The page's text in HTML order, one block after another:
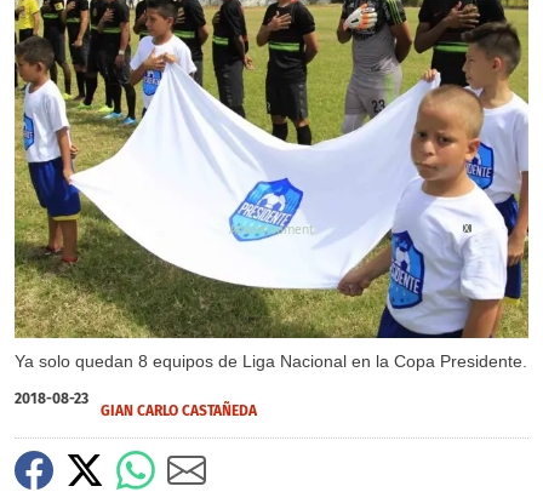
Ya solo quedan 8 equipos de Liga Nacional en la Copa Presidente.
X
2018-08-23
GIAN CARLO CASTAÑEDA